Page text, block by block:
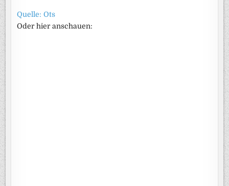
Quelle: Ots
Oder hier anschauen: